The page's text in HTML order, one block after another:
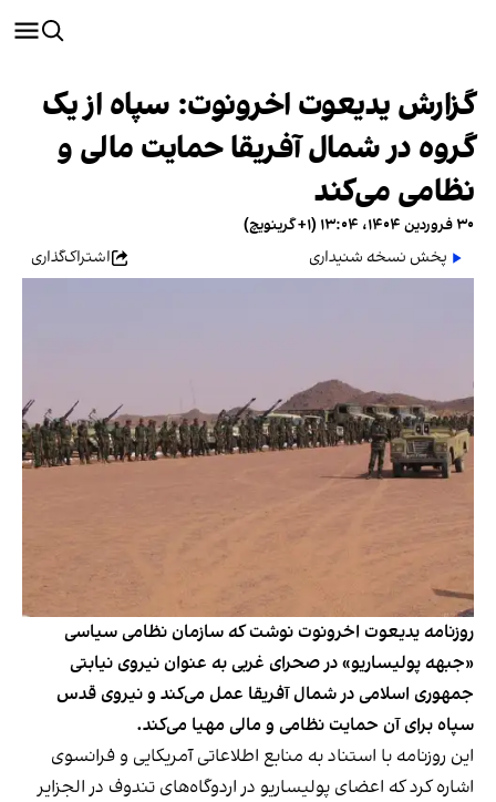
گزارش یدیعوت اخرونوت: سپاه از یک
گروه در شمال آفریقا حمایت مالی و
نظامی می‌کند
۳۰ فروردین ۱۴۰۴، ۱۳:۰۴ (‎+۱ گرینویچ)
پخش نسخه شنیداری
اشتراک‌گذاری
روزنامه یدیعوت اخرونوت نوشت که سازمان نظامی سیاسی
«جبهه پولیساریو» در صحرای غربی به عنوان نیروی نیابتی
جمهوری اسلامی در شمال آفریقا عمل می‌کند و نیروی قدس
سپاه برای آن حمایت نظامی و مالی مهیا می‌کند.
این روزنامه با استناد به منابع اطلاعاتی آمریکایی و فرانسوی
اشاره کرد که اعضای پولیساریو در اردوگاه‌های تندوف در الجزایر